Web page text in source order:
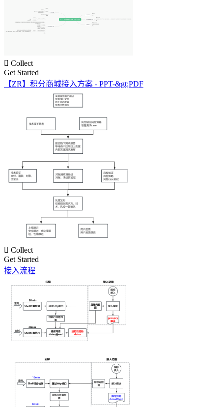
 Collect
Get Started
【ZR】积分商城接入方案 - PPT-&gt;PDF
 Collect
Get Started
接入流程